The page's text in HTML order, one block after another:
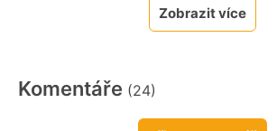
Zobrazit více
Komentáře (24)